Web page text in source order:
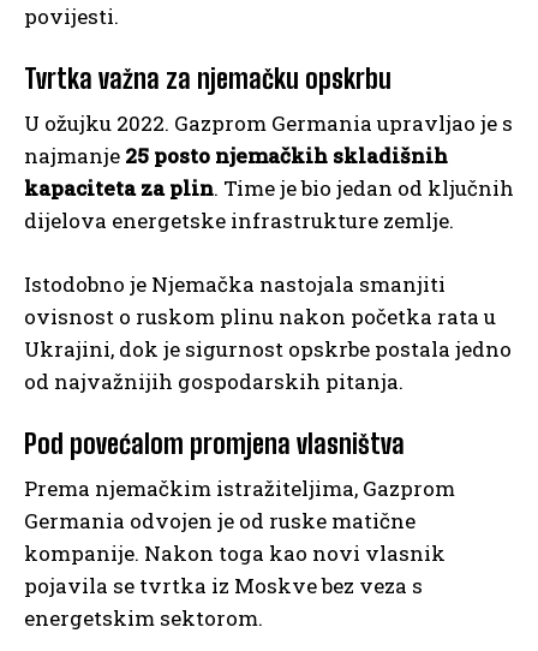
povijesti.
Tvrtka važna za njemačku opskrbu
U ožujku 2022. Gazprom Germania upravljao je s
najmanje 25 posto njemačkih skladišnih
kapaciteta za plin. Time je bio jedan od ključnih
dijelova energetske infrastrukture zemlje.
Istodobno je Njemačka nastojala smanjiti
ovisnost o ruskom plinu nakon početka rata u
Ukrajini, dok je sigurnost opskrbe postala jedno
od najvažnijih gospodarskih pitanja.
Pod povećalom promjena vlasništva
Prema njemačkim istražiteljima, Gazprom
Germania odvojen je od ruske matične
kompanije. Nakon toga kao novi vlasnik
pojavila se tvrtka iz Moskve bez veza s
energetskim sektorom.